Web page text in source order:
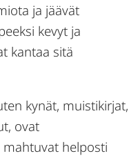
ja jäävät
kevyt ja
kantaa sitä
kynät, muistikirjat,
ovat
helposti